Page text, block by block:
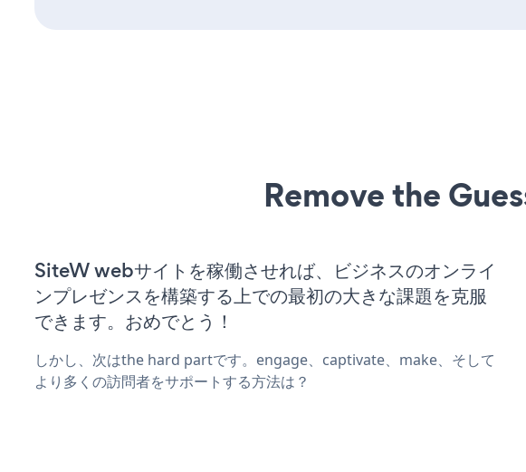
Remove the
SiteW webサイトを稼働させれば、ビジネスのオンライ
ンプレゼンスを構築する上での最初の大きな課題を克服
できます。おめでとう！
しかし、次はthe hard partです。engage、captivate、make、そして
より多くの訪問者をサポートする方法は？